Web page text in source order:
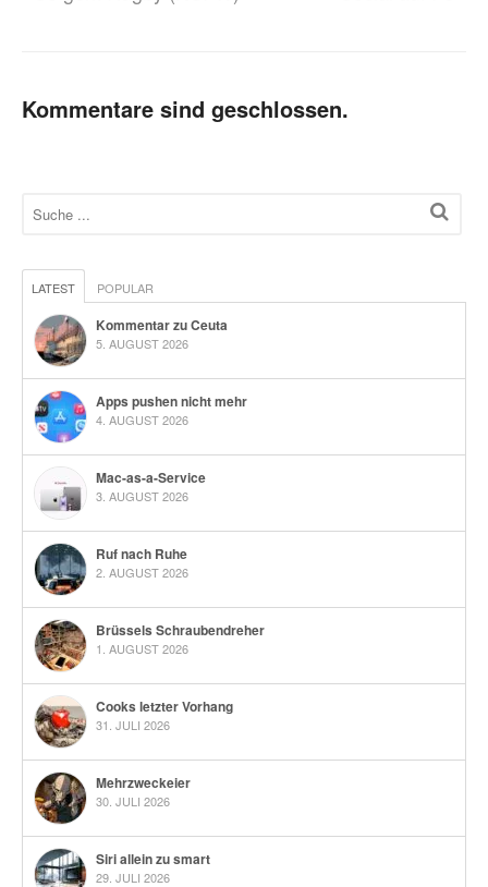
Kommentare sind geschlossen.
LATEST POPULAR
Kommentar zu Ceuta
5. AUGUST 2026
Apps pushen nicht mehr
4. AUGUST 2026
Mac-as-a-Service
3. AUGUST 2026
Ruf nach Ruhe
2. AUGUST 2026
Brüssels Schraubendreher
1. AUGUST 2026
Cooks letzter Vorhang
31. JULI 2026
Mehrzweckeier
30. JULI 2026
Siri allein zu smart
29. JULI 2026